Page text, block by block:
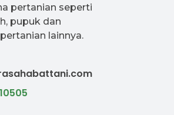
pertanian seperti
pupuk dan
lainnya.